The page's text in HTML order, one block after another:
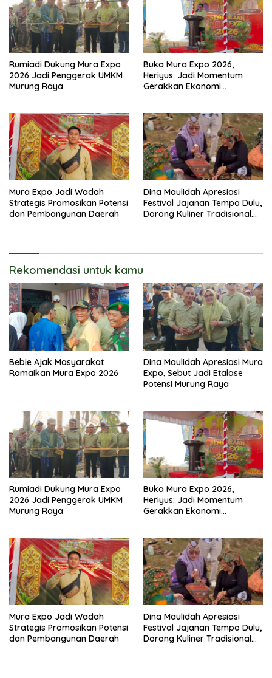
Rumiadi Dukung Mura Expo
2026 Jadi Penggerak UMKM
Murung Raya
Buka Mura Expo 2026,
Heriyus: Jadi Momentum
Gerakkan Ekonomi
Mura Expo Jadi Wadah
Strategis Promosikan Potensi
dan Pembangunan Daerah
Dina Maulidah Apresiasi
Festival Jajanan Tempo Dulu,
Dorong Kuliner Tradisional
Rekomendasi untuk kamu
Bebie Ajak Masyarakat
Ramaikan Mura Expo 2026
Dina Maulidah Apresiasi Mura
Expo, Sebut Jadi Etalase
Potensi Murung Raya
Rumiadi Dukung Mura Expo
2026 Jadi Penggerak UMKM
Murung Raya
Buka Mura Expo 2026,
Heriyus: Jadi Momentum
Gerakkan Ekonomi
Mura Expo Jadi Wadah
Strategis Promosikan Potensi
dan Pembangunan Daerah
Dina Maulidah Apresiasi
Festival Jajanan Tempo Dulu,
Dorong Kuliner Tradisional